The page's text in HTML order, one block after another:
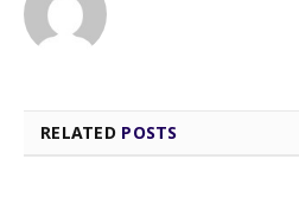
RELATED POSTS